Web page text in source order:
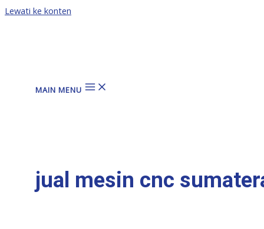
Lewati ke konten
MAIN MENU
jual mesin cnc